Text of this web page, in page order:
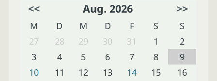
<< Aug. 2026 >>
M D M D F S
S
27
28 29 30 31 1
2
3
4 5 6 7 8
9
10
11 12 13 14 15
16